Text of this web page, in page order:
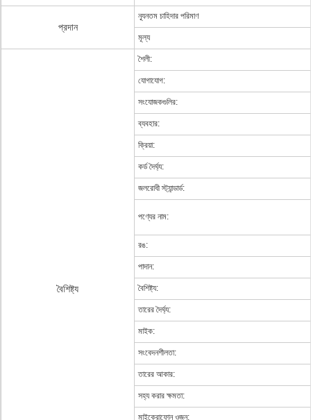
প্রদান
ন্যূনতম চাহিদার পরিমাণ
মূল্য
বৈশিষ্ট্য
শৈলী:
যোগাযোগ:
সংযোজকগুলির:
ব্যবহার:
ক্রিয়া:
কর্ড দৈর্ঘ্য:
জলরোধী স্ট্যান্ডার্ড:
পণ্যের নাম:
রঙ:
পাদান:
বৈশিষ্ট্য:
তারের দৈর্ঘ্য:
মাইক:
সংবেদনশীলতা:
তারের আকার:
সহ্য করার ক্ষমতা:
মাইক্রোফোন ওজন: